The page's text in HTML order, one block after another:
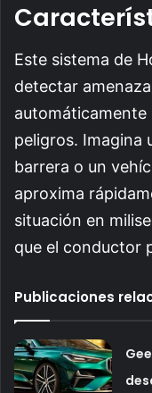
Este sistema de
detectar
peligros. Imagina
barrera o un
aproxima
situación en
que el conductor
Publicaciones